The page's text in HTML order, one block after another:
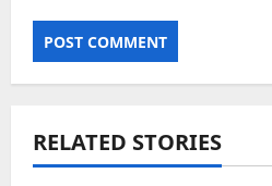
RELATED STORIES